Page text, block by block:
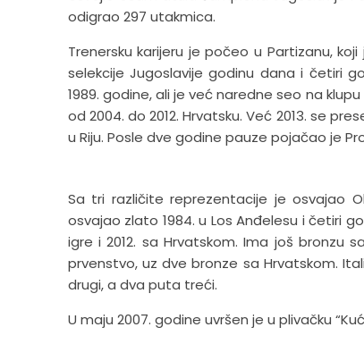
odigrao 297 utakmica.
Trenersku karijeru je počeo u Partizanu,
selekcije Jugoslavije godinu dana i četiri
1989. godine, ali je već naredne seo na
od 2004. do 2012. Hrvatsku. Već 2013. se
u Riju. Posle dve godine pauze pojačao je
Sa tri različite reprezentacije je osvajao
osvajao zlato 1984. u Los Anđelesu i četiri
igre i 2012. sa Hrvatskom. Ima još bronzu
prvenstvo, uz dve bronze sa Hrvatskom.
drugi, a dva puta treći.
U maju 2007. godine uvršen je u plivačku